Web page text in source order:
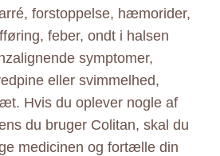
forstoppelse, hæmorider,
feber, ondt i halsen
symptomer,
eller svimmelhed,
Hvis du oplever nogle af
du bruger Colitan, skal du
medicinen og fortælle din